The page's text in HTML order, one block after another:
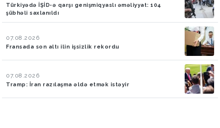
Türkiyədə İŞİD-ə qarşı genişmiqyaslı əməliyyat: 104
şübhəli saxlanıldı
07.08.2026
Fransada son altı ilin işsizlik rekordu
07.08.2026
Tramp: İran razılaşma əldə etmək istəyir